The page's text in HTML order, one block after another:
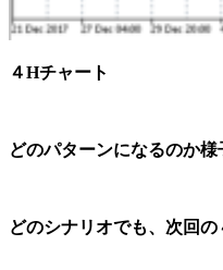
４Hチャート
どのパターンになるのか様
どのシナリオでも、次回